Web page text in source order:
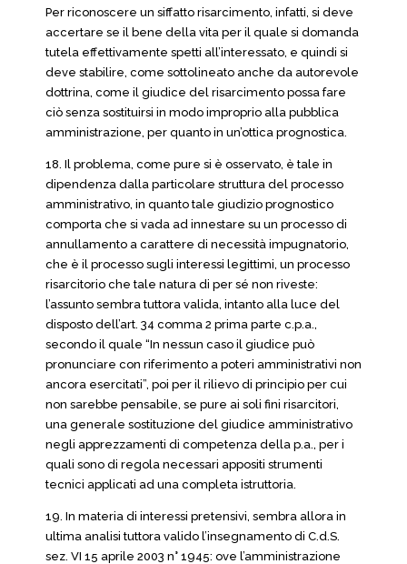
Per riconoscere un siffatto risarcimento, infatti, si deve
accertare se il bene della vita per il quale si domanda
tutela effettivamente spetti all’interessato, e quindi si
deve stabilire, come sottolineato anche da autorevole
dottrina, come il giudice del risarcimento possa fare
ciò senza sostituirsi in modo improprio alla pubblica
amministrazione, per quanto in un’ottica prognostica.
18. Il problema, come pure si è osservato, è tale in
dipendenza dalla particolare struttura del processo
amministrativo, in quanto tale giudizio prognostico
comporta che si vada ad innestare su un processo di
annullamento a carattere di necessità impugnatorio,
che è il processo sugli interessi legittimi, un processo
risarcitorio che tale natura di per sé non riveste:
l’assunto sembra tuttora valida, intanto alla luce del
disposto dell’art. 34 comma 2 prima parte c.p.a.,
secondo il quale “In nessun caso il giudice può
pronunciare con riferimento a poteri amministrativi non
ancora esercitati”, poi per il rilievo di principio per cui
non sarebbe pensabile, se pure ai soli fini risarcitori,
una generale sostituzione del giudice amministrativo
negli apprezzamenti di competenza della p.a., per i
quali sono di regola necessari appositi strumenti
tecnici applicati ad una completa istruttoria.
19. In materia di interessi pretensivi, sembra allora in
ultima analisi tuttora valido l’insegnamento di C.d.S.
sez. VI 15 aprile 2003 n° 1945: ove l’amministrazione